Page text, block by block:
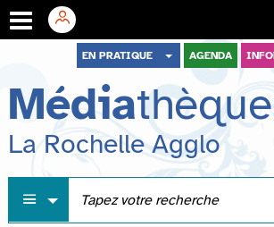
menu
contenu
recherche
EN PRATIQUE AGENDA
Média
La Rochelle Agglo